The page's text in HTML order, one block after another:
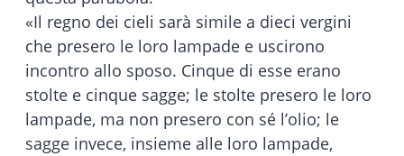
«Il regno dei cieli sarà simile a dieci vergini
che presero le loro lampade e uscirono
incontro allo sposo. Cinque di esse erano
stolte e cinque sagge; le stolte presero le loro
lampade, ma non presero con sé l’olio; le
sagge invece, insieme alle loro lampade,